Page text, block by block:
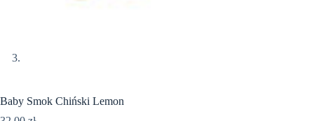
Baby Smok Chiński Lemon